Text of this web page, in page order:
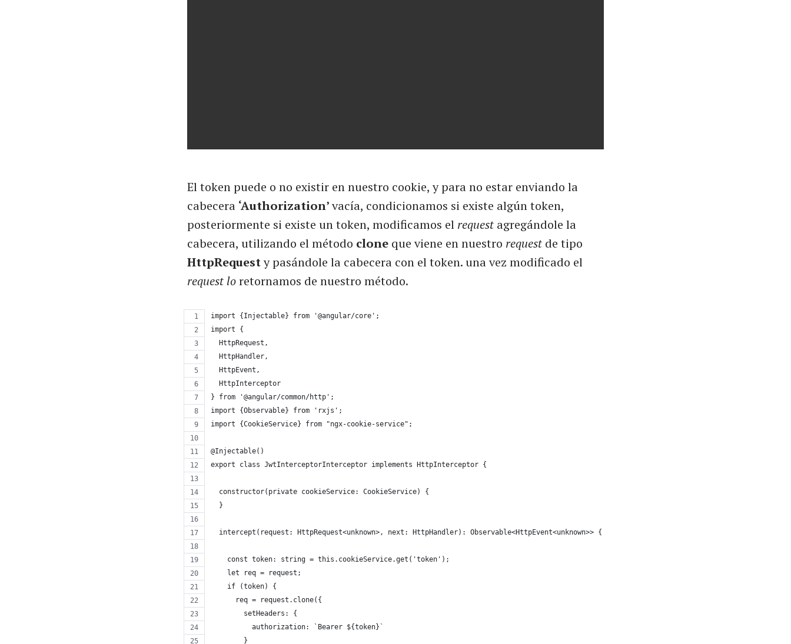
El token puede o no existir en nuestro cookie, y para no estar enviando la
cabecera ‘Authorization’vacía, condicionamos si existe algún token,
posteriormente si existe un token, modificamos el request agregándole la
cabecera, utilizando el método clone que viene en nuestro request de tipo
HttpRequesty pasándole la cabecera con el token. una vez modificado el
request loretornamos de nuestro método.
import {Injectable} from '@angular/core';
import {
  HttpRequest,
  HttpHandler,
  HttpEvent,
  HttpInterceptor
} from '@angular/common/http';
import {Observable} from 'rxjs';
import {CookieService} from "ngx-cookie-service";
@Injectable()
export class JwtInterceptorInterceptor implements HttpInterceptor {
  constructor(private cookieService: CookieService) {
  }
  intercept(request: HttpRequest<unknown>, next: HttpHandler): Observable<HttpEvent<unknown>> {
    const token: string = this.cookieService.get('token');
    let req = request;
    if (token) {
      req = request.clone({
        setHeaders: {
          authorization: `Bearer ${token}`
        }